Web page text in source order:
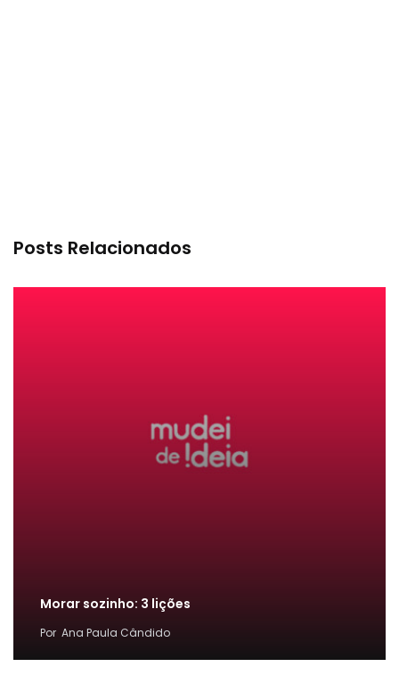
Posts Relacionados
Morar sozinho: 3 lições
Por Ana Paula Cândido